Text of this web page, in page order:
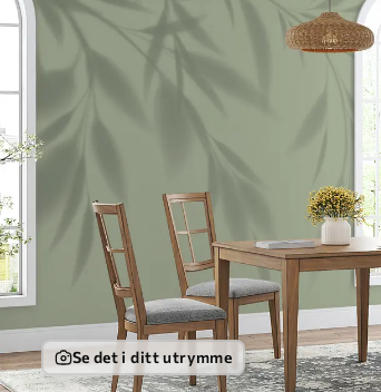
Se det i ditt utrymme